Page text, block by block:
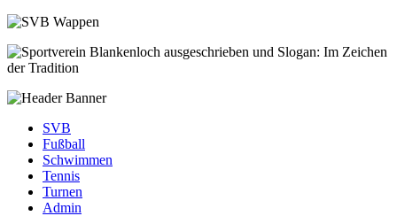
SVB
Fußball
Schwimmen
Tennis
Turnen
Admin